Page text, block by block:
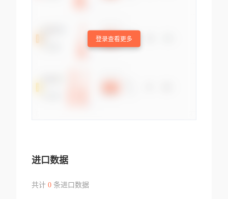
登录查看更多
进口数据
共计 0条进口数据